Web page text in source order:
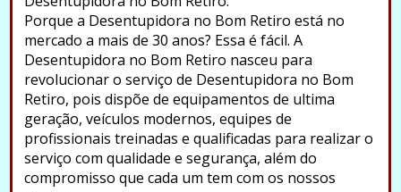
Porque a Desentupidora no Bom Retiro está no
mercado a mais de 30 anos? Essa é fácil. A
Desentupidora no Bom Retiro nasceu para
revolucionar o serviço de Desentupidora no Bom
Retiro, pois dispõe de equipamentos de ultima
geração, veículos modernos, equipes de
profissionais treinadas e qualificadas para realizar o
serviço com qualidade e segurança, além do
compromisso que cada um tem com os nossos